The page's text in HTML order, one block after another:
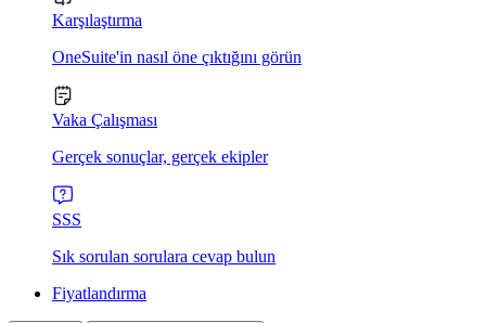
Karşılaştırma
OneSuite'in nasıl öne çıktığını görün
Vaka Çalışması
Gerçek sonuçlar, gerçek ekipler
SSS
Sık sorulan sorulara cevap bulun
Fiyatlandırma